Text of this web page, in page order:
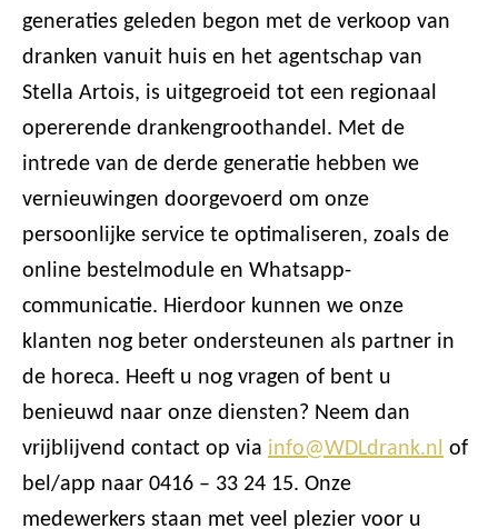
generaties geleden begon met de verkoop van
dranken vanuit huis en het agentschap van
Stella Artois, is uitgegroeid tot een regionaal
opererende drankengroothandel. Met de
intrede van de derde generatie hebben we
vernieuwingen doorgevoerd om onze
persoonlijke service te optimaliseren, zoals de
online bestelmodule en Whatsapp-
communicatie. Hierdoor kunnen we onze
klanten nog beter ondersteunen als partner in
de horeca. Heeft u nog vragen of bent u
benieuwd naar onze diensten? Neem dan
vrijblijvend contact op via info@WDLdrank.nl of
bel/app naar 0416 – 33 24 15. Onze
medewerkers staan met veel plezier voor u